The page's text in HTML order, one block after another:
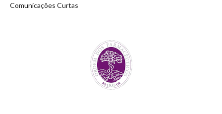
Comunicações Curtas